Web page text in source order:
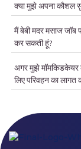
क्या मुझे अपना कौशल
मैं बेबी मदर मसाज जॉब
कर सकती हूं?
अगर मुझे मॉमकिडकेयर
लिए परिवहन का लागत